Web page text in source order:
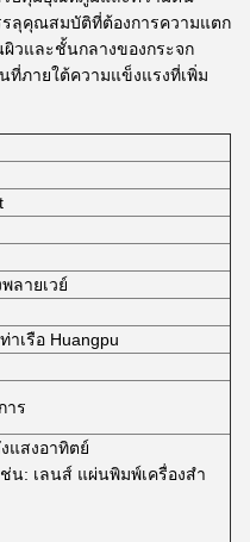
รลุคุณสมบัติที่ต้องการความแตก
วและชั้นกลางของกระจก
ที่ภายใต้ความแข็งแรงที่เพิ่ม
ลายเวย์
าเรือ Huangpu
าร
แสงอาทิตย์
น: เลนส์ แผ่นพิมพ์เครื่องสํา